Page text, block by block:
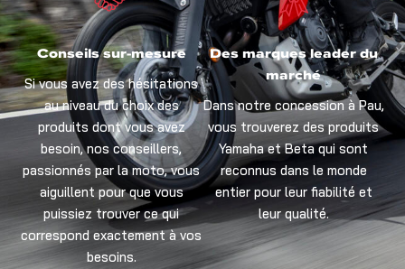
Conseils sur-mesure
Si vous avez des hésitations
au niveau du choix des
produits dont vous avez
besoin, nos conseillers,
passionnés par la moto, vous
aiguillent pour que vous
puissiez trouver ce qui
correspond exactement à vos
besoins.
Des marques leader du
marché
Dans notre concession à Pau,
vous trouverez des produits
Yamaha et Beta qui sont
reconnus dans le monde
entier pour leur fiabilité et
leur qualité.